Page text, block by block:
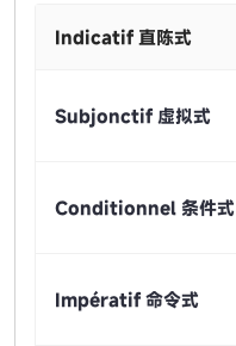
Indicatif 直陈式
Subjonctif 虚拟式
Conditionnel 条件式
Impératif 命令式